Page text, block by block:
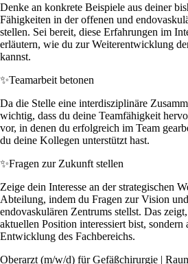
Denke an konkrete Beispiele aus deiner
Fähigkeiten in der offenen und
stellen. Sei bereit, diese Erfahrungen im
erläutern, wie du zur Weiterentwicklung
kannst.
✨Teamarbeit betonen
Da die Stelle eine interdisziplinäre
wichtig, dass du deine Teamfähigkeit
vor, in denen du erfolgreich im Team
du deine Kollegen unterstützt hast.
✨Fragen zur Zukunft stellen
Zeige dein Interesse an der strategischen
Abteilung, indem du Fragen zur Vision
endovaskulären Zentrums stellst. Das
aktuellen Position interessiert bist, sondern
Entwicklung des Fachbereichs.
Oberarzt (m/w/d) für Gefäßchirurgie |